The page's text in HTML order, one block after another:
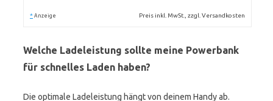
* Anzeige Preis inkl. MwSt., zzgl. Versandkosten
Welche Ladeleistung sollte meine Powerbank
für schnelles Laden haben?
Die optimale Ladeleistung hängt von deinem Handy ab.